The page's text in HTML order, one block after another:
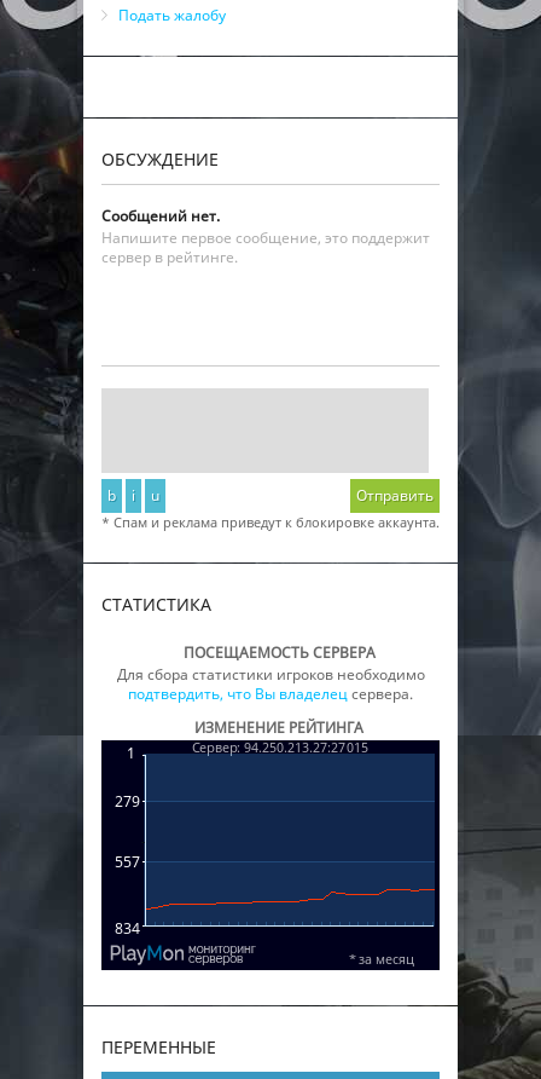
Подать жалобу
ОБСУЖДЕНИЕ
Сообщений нет.
Напишите первое сообщение, это поддержит
сервер в рейтинге.
b i u Отправить
* Спам и реклама приведут к блокировке аккаунта.
СТАТИСТИКА
ПОСЕЩАЕМОСТЬ СЕРВЕРА
Для сбора статистики игроков необходимо
подтвердить, что Вы владелецсервера.
ИЗМЕНЕНИЕ РЕЙТИНГА
ПЕРЕМЕННЫЕ